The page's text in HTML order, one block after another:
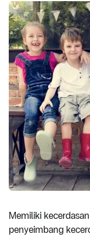
Memiliki
penyeimbang